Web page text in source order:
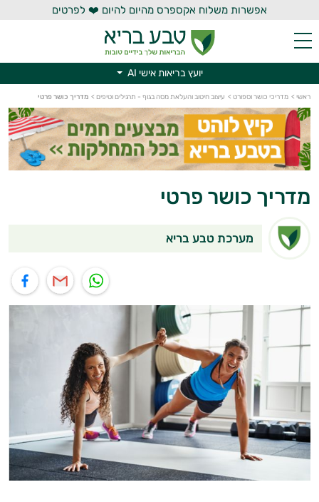
אפשרות משלוח אקספרס מהיום להיום ❤️ לפרטים
יועץ בריאות אישי AI
ראשי > מדריכי כושר וספורט > עיצוב חיטוב והעלאת מסה בגוף - תרגילים וטיפים > מדריך כושר פרטי
מדריך כושר פרטי
מערכת טבע בריא